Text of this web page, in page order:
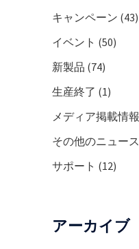
キャンペーン (43)
イベント (50)
新製品 (74)
生産終了 (1)
メディア掲載情報
その他のニュース
サポート (12)
アーカイブ